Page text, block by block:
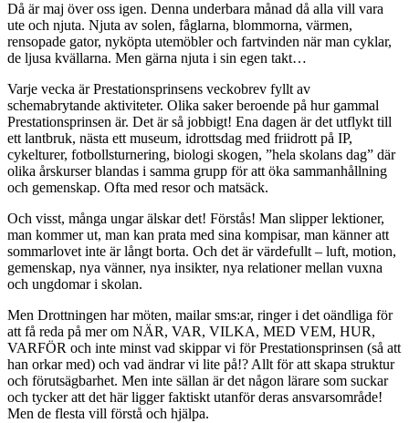
Då är maj över oss igen. Denna underbara månad då alla vill vara
ute och njuta. Njuta av solen, fåglarna, blommorna, värmen,
rensopade gator, nyköpta utemöbler och fartvinden när man cyklar,
de ljusa kvällarna. Men gärna njuta i sin egen takt…
Varje vecka är Prestationsprinsens veckobrev fyllt av
schemabrytande aktiviteter. Olika saker beroende på hur gammal
Prestationsprinsen är. Det är så jobbigt! Ena dagen är det utflykt till
ett lantbruk, nästa ett museum, idrottsdag med friidrott på IP,
cykelturer, fotbollsturnering, biologi skogen, ”hela skolans dag” där
olika årskurser blandas i samma grupp för att öka sammanhållning
och gemenskap. Ofta med resor och matsäck.
Och visst, många ungar älskar det! Förstås! Man slipper lektioner,
man kommer ut, man kan prata med sina kompisar, man känner att
sommarlovet inte är långt borta. Och det är värdefullt – luft, motion,
gemenskap, nya vänner, nya insikter, nya relationer mellan vuxna
och ungdomar i skolan.
Men Drottningen har möten, mailar sms:ar, ringer i det oändliga för
att få reda på mer om NÄR, VAR, VILKA, MED VEM, HUR,
VARFÖR och inte minst vad skippar vi för Prestationsprinsen (så att
han orkar med) och vad ändrar vi lite på!? Allt för att skapa struktur
och förutsägbarhet. Men inte sällan är det någon lärare som suckar
och tycker att det här ligger faktiskt utanför deras ansvarsområde!
Men de flesta vill förstå och hjälpa.